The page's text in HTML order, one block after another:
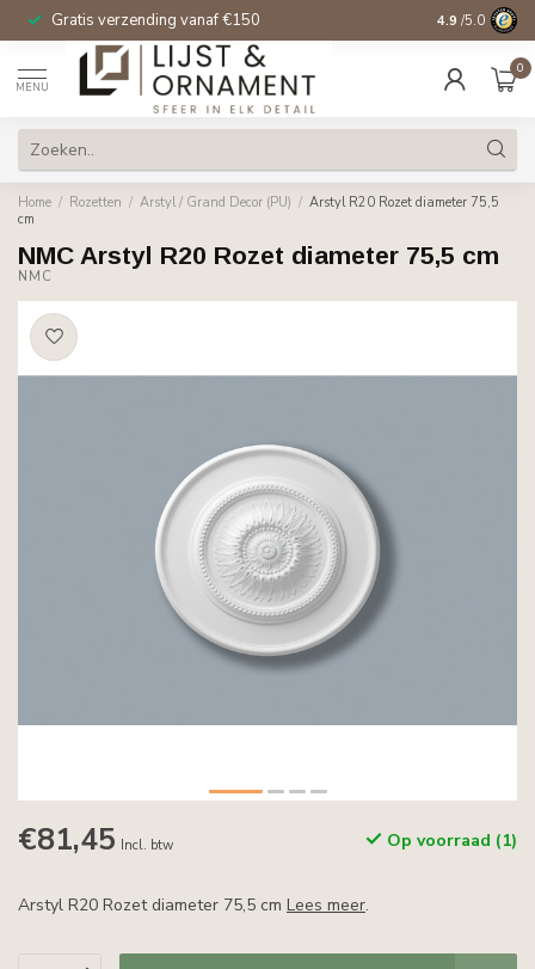
Gratis verzending vanaf €150 14 dagen
4.9 /5.0
MENU
0
Home / Rozetten / Arstyl / Grand Decor (PU) / Arstyl R20 Rozet diameter 75,5
cm
NMC Arstyl R20 Rozet diameter 75,5 cm
NMC
€81,45 Incl. btw Op voorraad (1)
Arstyl R20 Rozet diameter 75,5 cm Lees meer.